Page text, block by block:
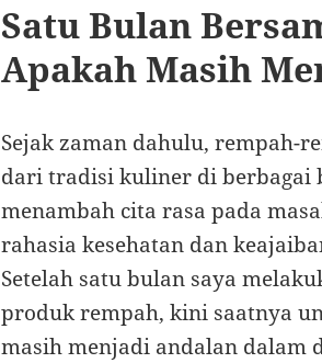
Satu Bulan
Apakah Masih
Sejak zaman dahulu, rempah-
dari tradisi kuliner di berbagai
menambah cita rasa pada
rahasia kesehatan dan
Setelah satu bulan saya
produk rempah, kini saatnya
masih menjadi andalan dalam